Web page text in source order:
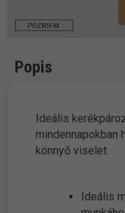
Popis
Ideális
mindennapokban
könnyő viselet.
Ideális